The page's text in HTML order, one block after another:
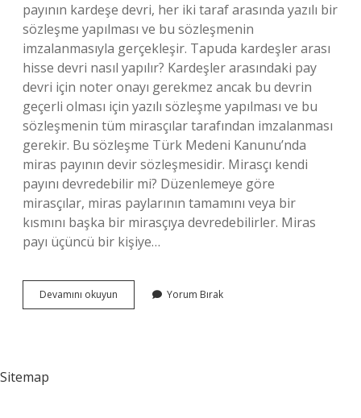
payının kardeşe devri, her iki taraf arasında yazılı bir
sözleşme yapılması ve bu sözleşmenin
imzalanmasıyla gerçekleşir. Tapuda kardeşler arası
hisse devri nasıl yapılır? Kardeşler arasındaki pay
devri için noter onayı gerekmez ancak bu devrin
geçerli olması için yazılı sözleşme yapılması ve bu
sözleşmenin tüm mirasçılar tarafından imzalanması
gerekir. Bu sözleşme Türk Medeni Kanunu’nda
miras payının devir sözleşmesidir. Mirasçı kendi
payını devredebilir mi? Düzenlemeye göre
mirasçılar, miras paylarının tamamını veya bir
kısmını başka bir mirasçıya devredebilirler. Miras
payı üçüncü bir kişiye…
Devamını okuyun Noterden
Miras
Yorum Bırak
Sitemap